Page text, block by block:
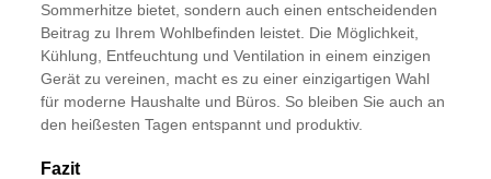
Sommerhitze bietet, sondern auch einen entscheidenden
Beitrag zu Ihrem Wohlbefinden leistet. Die Möglichkeit,
Kühlung, Entfeuchtung und Ventilation in einem einzigen
Gerät zu vereinen, macht es zu einer einzigartigen Wahl
für moderne Haushalte und Büros. So bleiben Sie auch an
den heißesten Tagen entspannt und produktiv.
Fazit